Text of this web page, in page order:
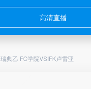
高清直播
瑞典乙 FC学院VSIFK卢雷亚